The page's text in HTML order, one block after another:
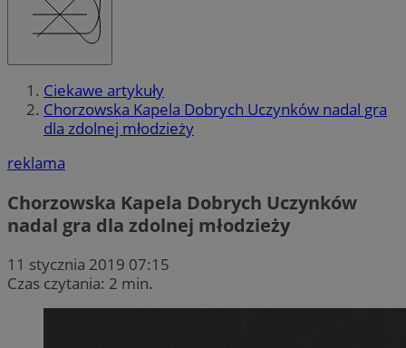
Ciekawe artykuły
Chorzowska Kapela Dobrych Uczynków nadal gra
dla zdolnej młodzieży
reklama
Chorzowska Kapela Dobrych Uczynków
nadal gra dla zdolnej młodzieży
11 stycznia 2019 07:15
Czas czytania: 2 min.